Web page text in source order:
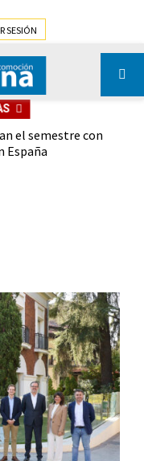
SESIÓN
el semestre con
España